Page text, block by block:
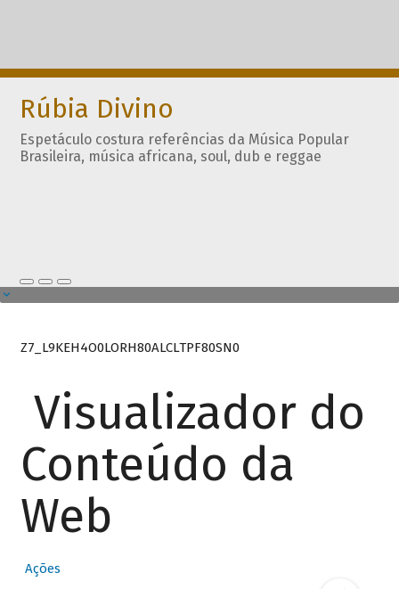
Rúbia Divino
Espetáculo costura referências da Música Popular
Brasileira, música africana, soul, dub e reggae
Z7_L9KEH4O0LORH80ALCLTPF80SN0
Visualizador do
Conteúdo da
Web
Ações